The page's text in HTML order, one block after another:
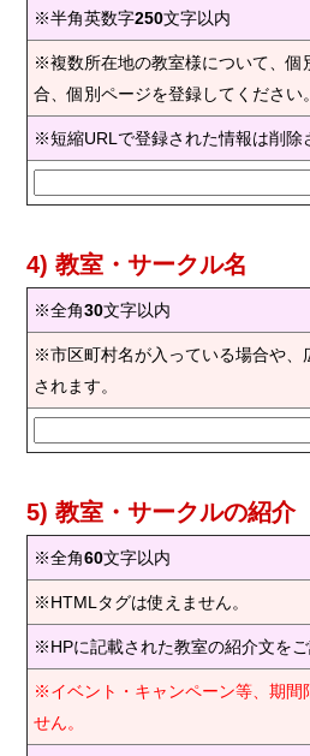
※半角英数字250文字以内
※複数所在地の教室様について、個
合、個別ページを登録してください。
※短縮URLで登録された情報は削除
4) 教室・サークル名
※全角30文字以内
※市区町村名が入っている場合や、
されます。
5) 教室・サークルの紹介
※全角60文字以内
※HTMLタグは使えません。
※HPに記載された教室の紹介文をご
※イベント・キャンペーン等、期間
せん。